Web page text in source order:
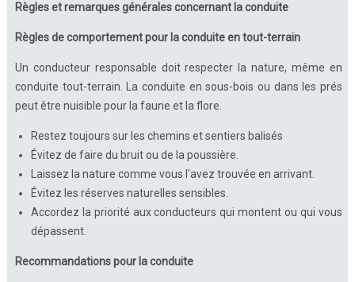
Règles et remarques générales concernant la conduite
Règles de comportement pour la conduite en tout-terrain
Un conducteur responsable doit respecter la nature, même en
conduite tout-terrain. La conduite en sous-bois ou dans les prés
peut être nuisible pour la faune et la flore.
Restez toujours sur les chemins et sentiers balisés
Évitez de faire du bruit ou de la poussière.
Laissez la nature comme vous l'avez trouvée en arrivant.
Évitez les réserves naturelles sensibles.
Accordez la priorité aux conducteurs qui montent ou qui vous
dépassent.
Recommandations pour la conduite